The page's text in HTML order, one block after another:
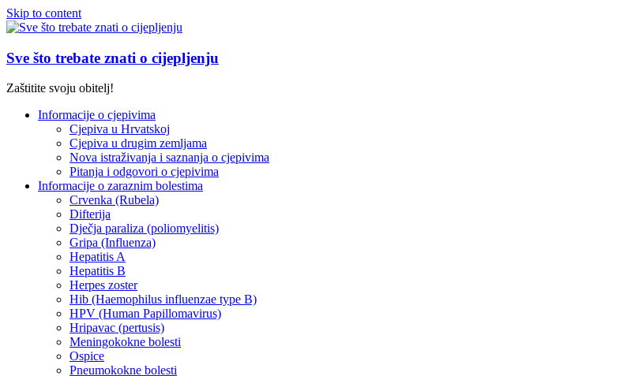
Skip to content
Sve što trebate znati o cijepljenju
Zaštitite svoju obitelj!
Informacije o cjepivima
Cjepiva u Hrvatskoj
Cjepiva u drugim zemljama
Nova istraživanja i saznanja o cjepivima
Pitanja i odgovori o cjepivima
Informacije o zaraznim bolestima
Crvenka (Rubela)
Difterija
Dječja paraliza (poliomyelitis)
Gripa (Influenza)
Hepatitis A
Hepatitis B
Herpes zoster
Hib (Haemophilus influenzae type B)
HPV (Human Papillomavirus)
Hripavac (pertusis)
Meningokokne bolesti
Ospice
Pneumokokne bolesti